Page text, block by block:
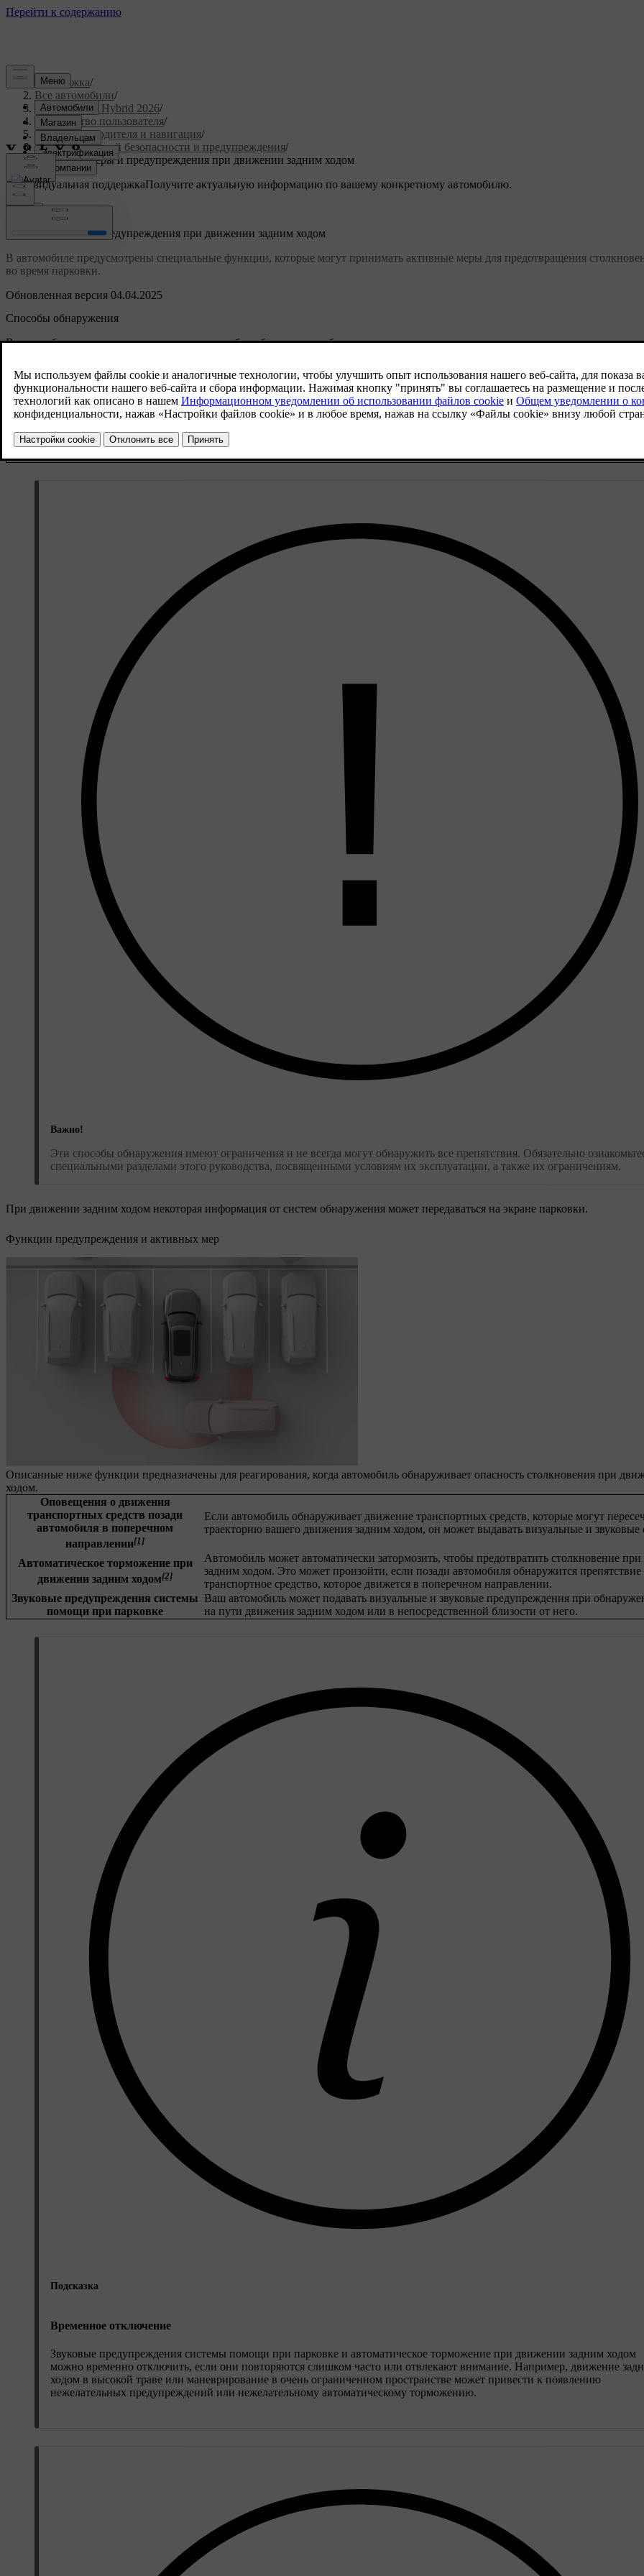
Поддержка/
Все автомобили/
XC90 Plug-in Hybrid 2026/
Руководство пользователя/
Поддержка водителя и навигация/
Меры активной безопасности и предупреждения/
Активные меры и предупреждения при движении задним ходом
Индивидуальная поддержкаПолучите актуальную информацию по вашему конкретному автомобилю.
Обновленная версия 04.04.2025
Активные меры и предупреждения при движении задним ходом
В автомобиле предусмотрены специальные функции, которые могут принимать активные меры для предотвращения
во время парковки.
Способы обнаружения
В автомобиле предусмотрено несколько способов обнаружения объектов, которые находятся на вашем пути движения задним
Парковочные датчики
Эти датчики могут распознавать определенные препятствия непосредственно позади автомобиля
задним ходом на низкой скорости.
Задний радар
Задние радары автомобиля могут обнаруживать транспортные средства, приближающиеся сбоку к
Обнаружение с помощью Некоторые функции могут использовать обнаружение при помощи камеры для выявления
Важно!
Эти способы обнаружения имеют ограничения и не всегда могут обнаружить все препятствия. Обязательно
специальными разделами этого руководства, посвященными условиям их эксплуатации, а также их ограничениям.
При движении задним ходом некоторая информация от систем обнаружения может передаваться на экране парковки.
Функции предупреждения и активных мер
Описанные ниже функции предназначены для реагирования, когда автомобиль обнаруживает опасность столкновения при
ходом.
Оповещения о движения
транспортных средств позади
автомобиля в поперечном
направлении[1]
Если автомобиль обнаруживает движение транспортных средств, которые могут
траекторию вашего движения задним ходом, он может выдавать визуальные и
Автоматическое торможение при
движении задним ходом[2]
Автомобиль может автоматически затормозить, чтобы предотвратить столкновение
задним ходом. Это может произойти, если позади автомобиля обнаружится
транспортное средство, которое движется в поперечном направлении.
Звуковые предупреждения системы
помощи при парковке
Ваш автомобиль может подавать визуальные и звуковые предупреждения при
на пути движения задним ходом или в непосредственной близости от него.
Подсказка
Временное отключение
Звуковые предупреждения системы помощи при парковке и автоматическое торможение при движении задним ходом
можно временно отключить, если они повторяются слишком часто или отвлекают внимание. Например, движение
ходом в высокой траве или маневрирование в очень ограниченном пространстве может привести к появлению
нежелательных предупреждений или нежелательному автоматическому торможению.